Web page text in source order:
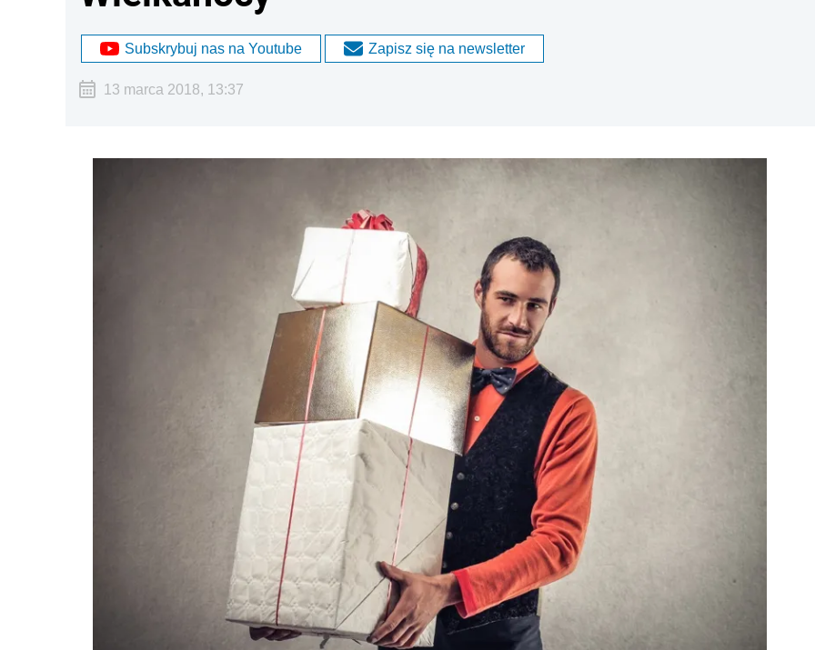
Subskrybuj nas na Youtube Zapisz się na newsletter
13 marca 2018, 13:37